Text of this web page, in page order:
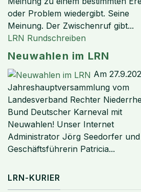
oder Problem wiedergibt. Seine
Meinung. Der Zwischenruf gibt...
LRN Rundschreiben
Neuwahlen im LRN
Am
Jahreshauptversammlung vom
Landesverband Rechter
Bund Deutscher Karneval mit
Neuwahlen! Unser Internet
Administrator Jörg Seedorfer und
Geschäftsführerin Patricia...
LRN-KURIER